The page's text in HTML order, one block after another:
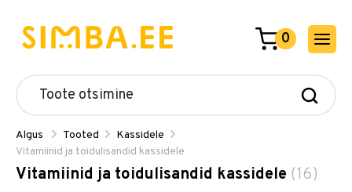
0
Algus Tooted
Kassidele
Vitamiinid ja toidulisandid kassidele
Vitamiinid ja toidulisandid kassidele (16)